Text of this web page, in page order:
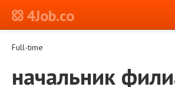
4Job.co
Full-time
начальник